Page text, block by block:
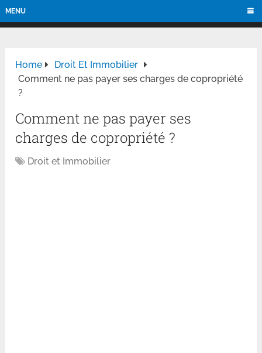
MENU
Home
Droit Et Immobilier
Comment ne pas payer ses charges de copropriété
?
Comment ne pas payer ses
charges de copropriété ?
Droit et Immobilier